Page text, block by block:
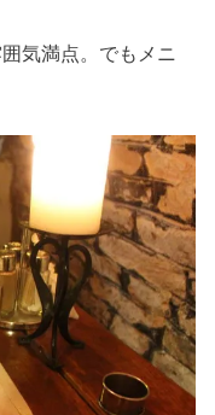
気満点。でもメニ